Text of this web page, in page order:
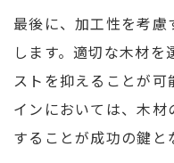
最後に、加工性を考慮
します。適切な木材を
ストを抑えることが可
インにおいては、木
することが成功の鍵と